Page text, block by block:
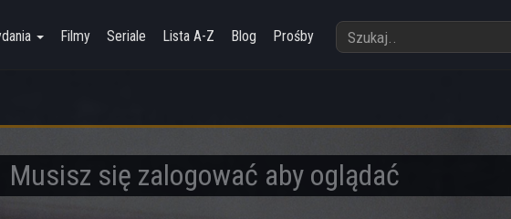
Filmy Seriale Lista A-Z Blog Prośby
Musisz się zalogować aby oglądać